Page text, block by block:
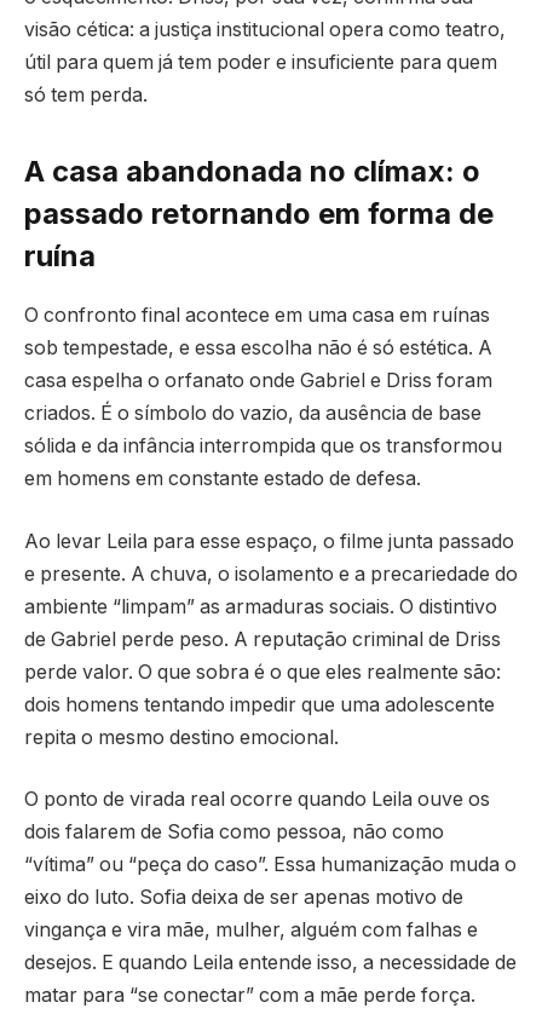
visão cética: a justiça institucional opera como teatro,
útil para quem já tem poder e insuficiente para quem
só tem perda.
A casa abandonada no clímax: o
passado retornando em forma de
ruína
O confronto final acontece em uma casa em ruínas
sob tempestade, e essa escolha não é só estética. A
casa espelha o orfanato onde Gabriel e Driss foram
criados. É o símbolo do vazio, da ausência de base
sólida e da infância interrompida que os transformou
em homens em constante estado de defesa.
Ao levar Leila para esse espaço, o filme junta passado
e presente. A chuva, o isolamento e a precariedade do
ambiente “limpam” as armaduras sociais. O distintivo
de Gabriel perde peso. A reputação criminal de Driss
perde valor. O que sobra é o que eles realmente são:
dois homens tentando impedir que uma adolescente
repita o mesmo destino emocional.
O ponto de virada real ocorre quando Leila ouve os
dois falarem de Sofia como pessoa, não como
“vítima” ou “peça do caso”. Essa humanização muda o
eixo do luto. Sofia deixa de ser apenas motivo de
vingança e vira mãe, mulher, alguém com falhas e
desejos. E quando Leila entende isso, a necessidade de
matar para “se conectar” com a mãe perde força.